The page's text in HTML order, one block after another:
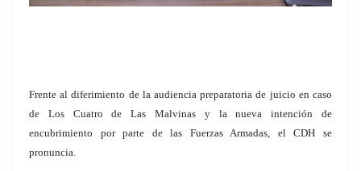
Frente al diferimiento de la audiencia preparatoria de juicio en caso
de Los Cuatro de Las Malvinas y la nueva intención de
encubrimiento por parte de las Fuerzas Armadas, el CDH se
pronuncia.